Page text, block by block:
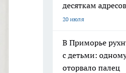
десяткам адресов
20 июля
В Приморье
с детьми:
оторвало палец